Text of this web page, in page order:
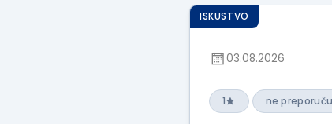
ISKUSTVO
03.08.2026
1 ne